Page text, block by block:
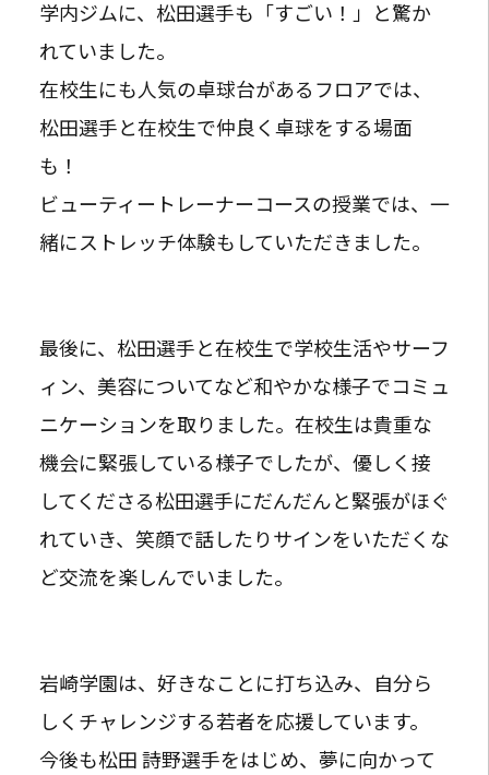
学内ジムに、松田選手も「すごい！」と驚か
れていました。
在校生にも人気の卓球台があるフロアでは、
松田選手と在校生で仲良く卓球をする場面
も！
ビューティートレーナーコースの授業では、一
緒にストレッチ体験もしていただきました。
最後に、松田選手と在校生で学校生活やサーフ
ィン、美容についてなど和やかな様子でコミュ
ニケーションを取りました。在校生は貴重な
機会に緊張している様子でしたが、優しく接
してくださる松田選手にだんだんと緊張がほぐ
れていき、笑顔で話したりサインをいただくな
ど交流を楽しんでいました。
岩崎学園は、好きなことに打ち込み、自分ら
しくチャレンジする若者を応援しています。
今後も松田 詩野選手をはじめ、夢に向かって